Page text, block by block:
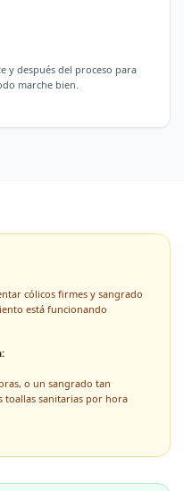
y después del proceso para
marche bien.
cólicos firmes y sangrado
está funcionando
o un sangrado tan
toallas sanitarias por hora